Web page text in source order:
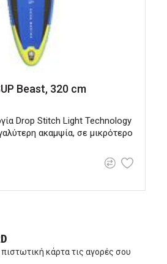
Beast, 320 cm
Drop Stitch Light Technology
ακαμψία, σε μικρότερο
κάρτα τις αγορές σου